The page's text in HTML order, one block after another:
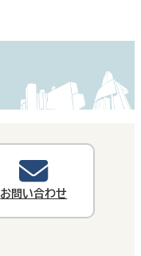
お問い合わせ